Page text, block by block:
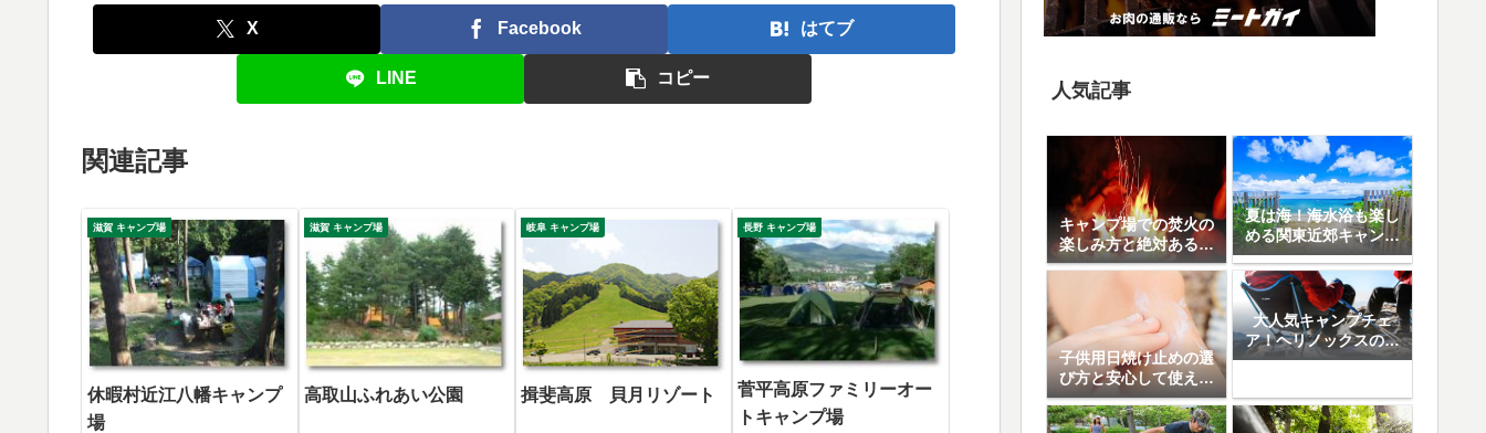
X Facebook はてブ
LINE コピー
関連記事
滋賀 キャンプ場
休暇村近江八幡キャンプ
場
滋賀 キャンプ場
高取山ふれあい公園
岐阜 キャンプ場
揖斐高原 貝月リゾート
長野 キャンプ場
菅平高原ファミリーオー
トキャンプ場
人気記事
キャンプ場での焚火の
楽しみ方と絶対あると
便利なアイテム8選
夏は海！海水浴も楽し
める関東近郊キャンプ
場10選
子供用日焼け止めの選
び方と安心して使える
日焼け止め5選
大人気キャンプチェ
ア！ヘリノックスの魅
力と人気の5モデル徹